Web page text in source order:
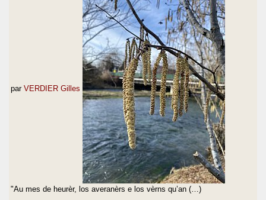
par VERDIER Gilles
"Au mes de heurèr, los averanèrs e los vèrns qu’an (…)